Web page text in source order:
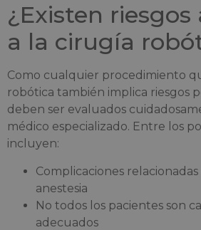
¿Existen riesgos
a la cirugía
Como cualquier procedimiento
robótica también implica riesgos
deben ser evaluados
médico especializado. Entre los
incluyen:
Complicaciones
anestesia
No todos los pacientes son
adecuados